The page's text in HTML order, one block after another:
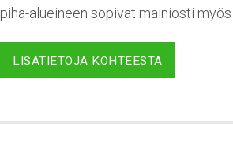
piha-alueineen sopivat mainiosti
LISÄTIETOJA KOHTEESTA